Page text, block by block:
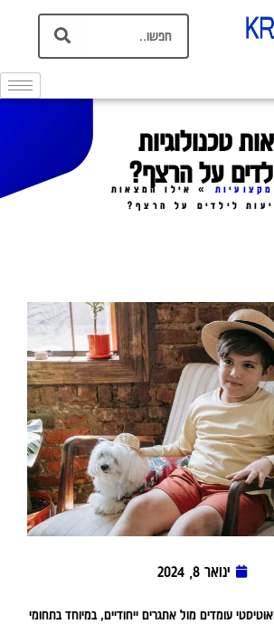
טכנולוגיות
על הרצף?
»
אילו המצאות
לילדים על הרצף?
ינואר 8, 2024
עומדים מול אתגרים ייחודיים, במיוחד בתחומי